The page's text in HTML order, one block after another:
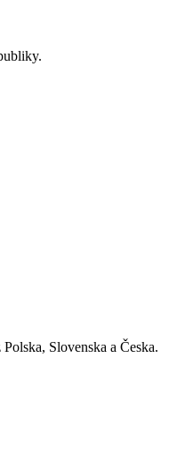
Polska, Slovenska a Česka.